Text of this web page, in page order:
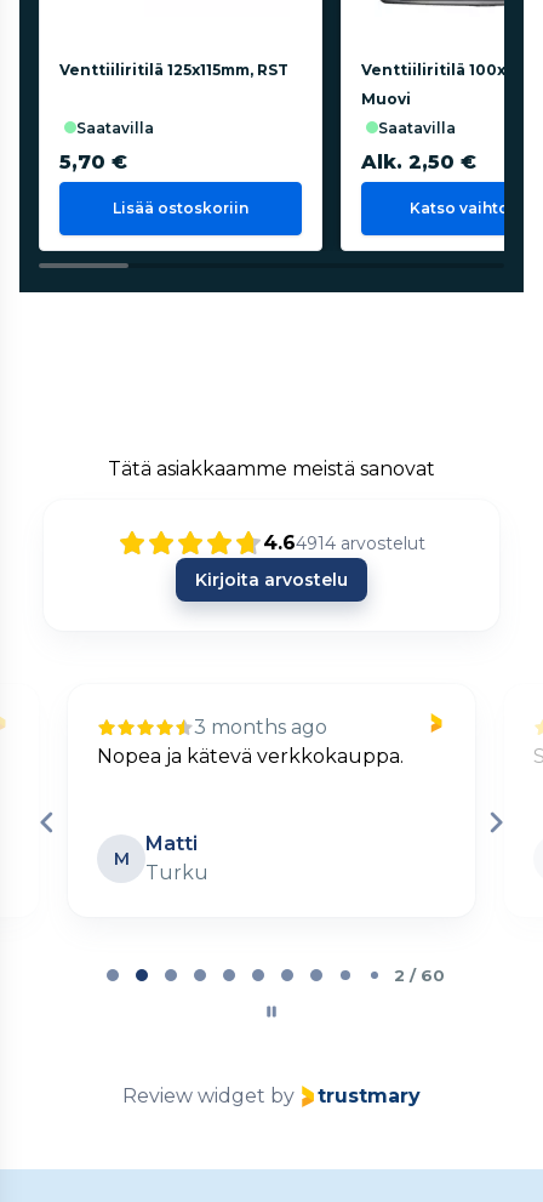
Venttiiliritilä 125x115mm, RST
saatavilla
5,70 €
Lisää ostoskoriin
Venttiiliritilä
Muovi
saatavilla
Alk. 2,50 €
Katso
Tätä asiakkaamme meistä sanovat
4.64914 arvostelut
Kirjoita arvostelu
3 months ago
Nopea ja kätevä verkkokauppa.
M
Matti
Turku
2 / 60
Review widget by trustmary